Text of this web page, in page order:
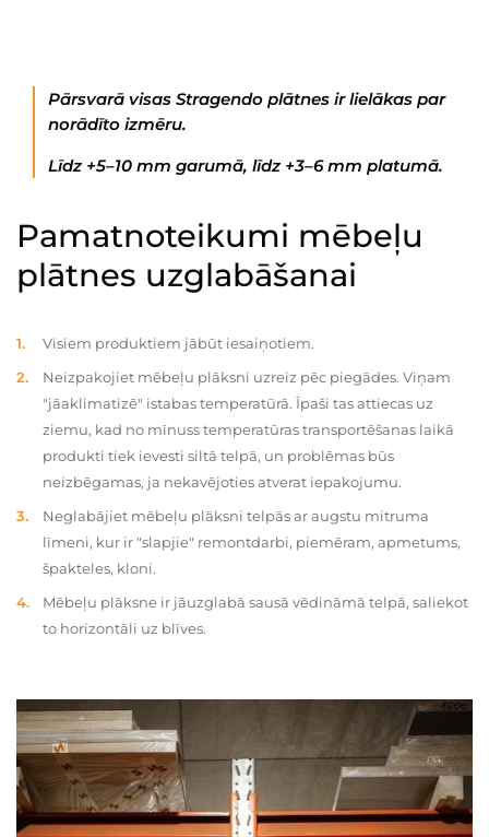
Pārsvarā visas Stragendo plātnes ir lielākas par
norādīto izmēru.
Līdz +5–10 mm garumā, līdz +3–6 mm platumā.
Pamatnoteikumi mēbeļu
plātnes uzglabāšanai
Visiem produktiem jābūt iesaiņotiem.
Neizpakojiet mēbeļu plāksni uzreiz pēc piegādes. Viņam
"jāaklimatizē" istabas temperatūrā. Īpaši tas attiecas uz
ziemu, kad no mīnuss temperatūras transportēšanas laikā
produkti tiek ievesti siltā telpā, un problēmas būs
neizbēgamas, ja nekavējoties atverat iepakojumu.
Neglabājiet mēbeļu plāksni telpās ar augstu mitruma
līmeni, kur ir "slapjie" remontdarbi, piemēram, apmetums,
špakteles, kloni.
Mēbeļu plāksne ir jāuzglabā sausā vēdināmā telpā, saliekot
to horizontāli uz blīves.